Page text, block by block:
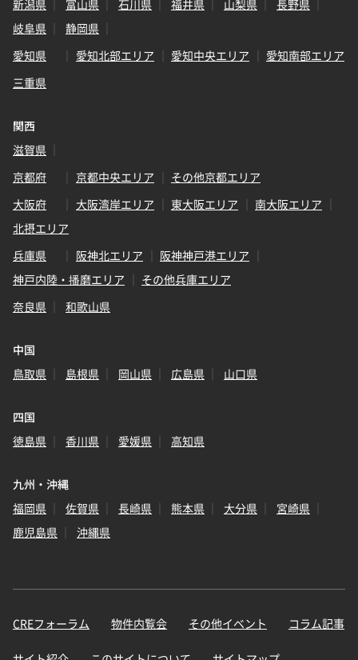
新潟県
富山県 石川県 福井県 山梨県
長野県
岐阜県
静岡県
愛知県
愛知北部エリア 愛知中央エリア
愛知南部エリア
三重県
関西
滋賀県
京都府
京都中央エリア
その他京都エリア
大阪府
大阪湾岸エリア 東大阪エリア
南大阪エリア
北摂エリア
兵庫県
阪神北エリア
阪神神戸港エリア
神戸内陸・播磨エリア
その他兵庫エリア
奈良県
和歌山県
中国
鳥取県
島根県 岡山県 広島県 山口県
四国
徳島県
香川県 愛媛県 高知県
九州・沖縄
福岡県
佐賀県 長崎県 熊本県 大分県
宮崎県
鹿児島県
沖縄県
CREフォーラム 物件内覧会 その他イベント コラム記事